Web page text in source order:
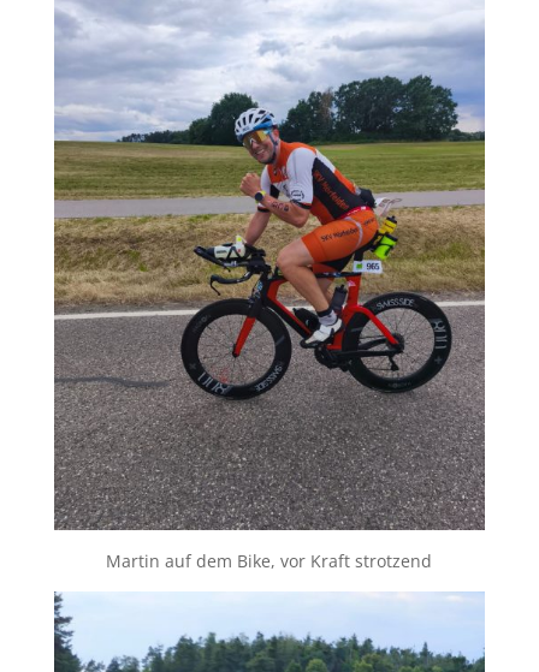
Martin auf dem Bike, vor Kraft strotzend